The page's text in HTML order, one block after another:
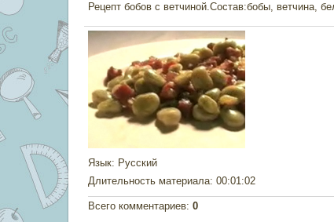
Рецепт бобов с ветчиной.Состав:бобы, ветчина,
Язык: Русский
Длительность материала: 00:01:02
Всего комментариев: 0